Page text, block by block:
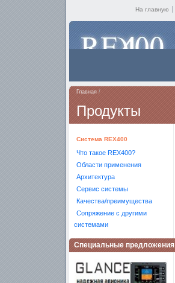
Главная /
Продукты
Система REX400
Что такое REX400?
Области применения
Архитектура
Сервис системы
Качества/преимущества
Сопряжение с другими
системами
Специальные предложения
На главную